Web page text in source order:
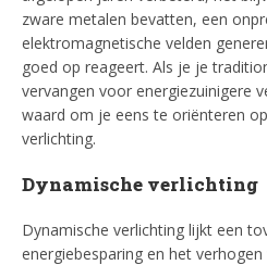
zware metalen bevatten, een
elektromagnetische velden
goed op reageert. Als je je
vervangen voor energiezuinigere
waard om je eens te oriënteren
verlichting.
Dynamische verlichting
Dynamische verlichting lijkt een
energiebesparing en het